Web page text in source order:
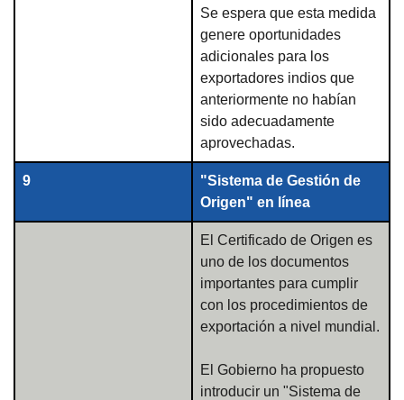
Se espera que esta medida
genere oportunidades
adicionales para los
exportadores indios que
anteriormente no habían
sido adecuadamente
aprovechadas.
9
"Sistema de Gestión de
Origen" en línea
El Certificado de Origen es
uno de los documentos
importantes para cumplir
con los procedimientos de
exportación a nivel mundial.
El Gobierno ha propuesto
introducir un "Sistema de